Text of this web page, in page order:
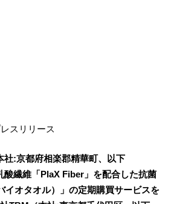
スリリース
:京都府相楽郡精華町、以下
繊維「PlaX Fiber」を配合した抗菌
イオタオル）」の定期購買サービスを